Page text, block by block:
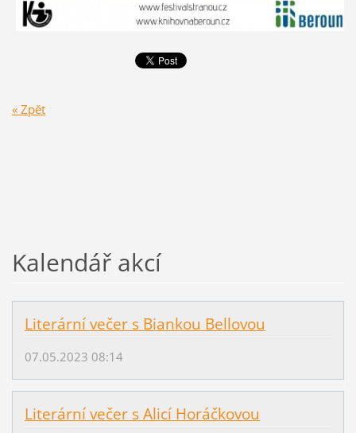
« Zpět
Kalendář akcí
Literární večer s Biankou Bellovou
07.05.2023 08:14
Literární večer s Alicí Horáčkovou